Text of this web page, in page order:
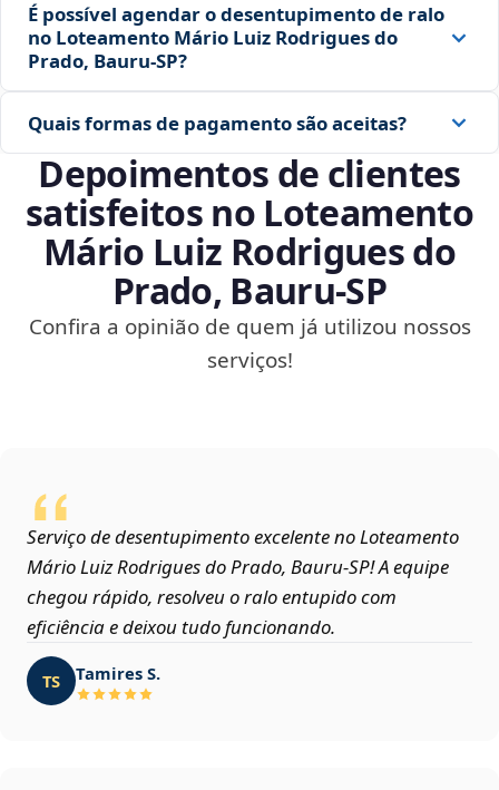
É possível agendar o desentupimento de ralo
no Loteamento Mário Luiz Rodrigues do
Prado, Bauru‑SP?
Quais formas de pagamento são aceitas?
Depoimentos de clientes
satisfeitos no Loteamento
Mário Luiz Rodrigues do
Prado, Bauru‑SP
Confira a opinião de quem já utilizou nossos
serviços!
Serviço de desentupimento excelente no Loteamento
Mário Luiz Rodrigues do Prado, Bauru‑SP! A equipe
chegou rápido, resolveu o ralo entupido com
eficiência e deixou tudo funcionando.
TS Tamires S.